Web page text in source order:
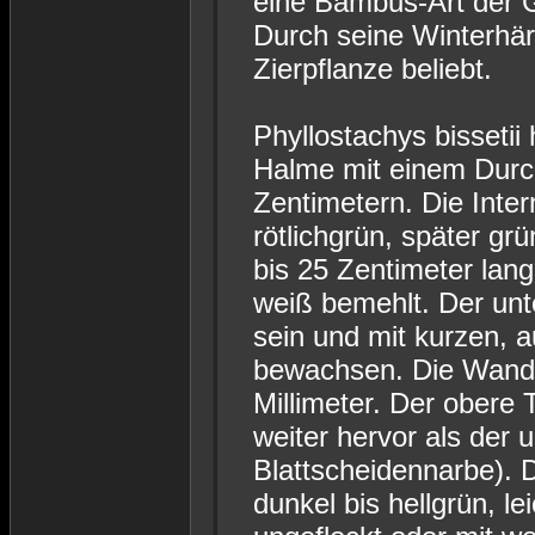
Durch seine
Zierpflanze beliebt.
Phyllostachys bissetii
Halme mit einem
Zentimetern. Die
rötlichgrün, später
bis 25 Zentimeter
weiß bemehlt. Der
sein und mit kurzen,
bewachsen. Die
Millimeter. Der obere
weiter hervor als der
Blattscheidennarbe).
dunkel bis hellgrün,